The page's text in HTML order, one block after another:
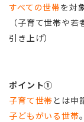
すべての世帯を対
（子育て世帯や
引き上げ）
ポイント①
子育て世帯とは申
子どもがいる世帯。